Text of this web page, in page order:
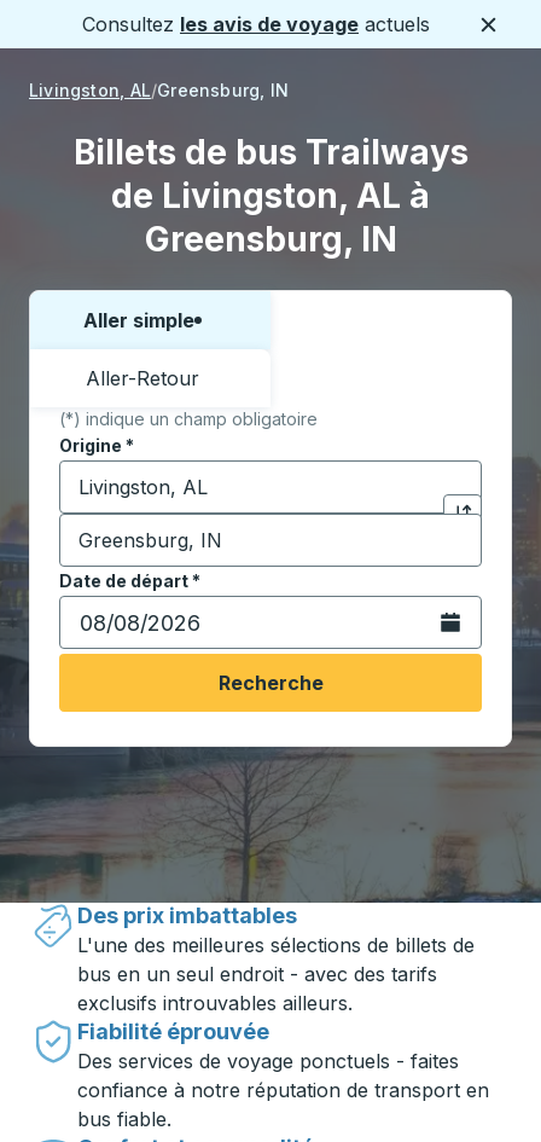
Consultez les avis de voyage actuels
Livingston, AL Greensburg, IN
Billets de bus Trailways
de Livingston, AL à
Greensburg, IN
Choisissez un sens ou un aller-retour:
Aller simple
Aller-Retour
(*) indique un champ obligatoire
Origine *
Commencez à saisir la ville d'origine pour ouvrir
Cliquez
Destination *
Commencez à saisir la ville de destination pour
Date de départ*
Tapez la date au format date Barre oblique du mois à
Ouvrez le
Recherche
Voyager en toute simplicité avec
Trailways
Des prix imbattables
L'une des meilleures sélections de billets de
bus en un seul endroit - avec des tarifs
exclusifs introuvables ailleurs.
Fiabilité éprouvée
Des services de voyage ponctuels - faites
confiance à notre réputation de transport en
bus fiable.